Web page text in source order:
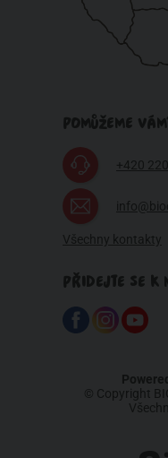
POMŮŽEME
+420
Všechny kontakty
PŘIDEJTE SE K
© Copyright